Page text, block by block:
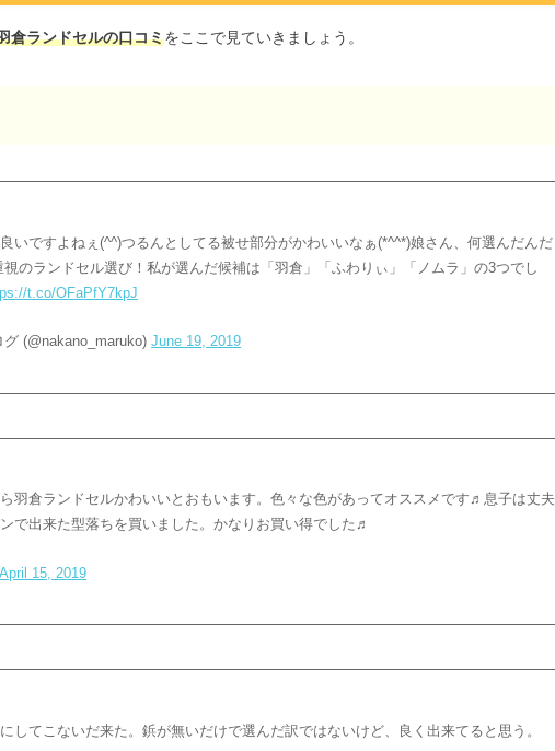
倉ランドセルの口コミをここで見ていきましょう。
いですよねぇ(^^)つるんとしてる被せ部分がかわいいなぁ(*^^*)娘さん、何選んだんだ
視のランドセル選び！私が選んだ候補は「羽倉」「ふわりぃ」「ノムラ」の3つでし
t.co/OFaPfY7kpJ
(@nakano_maruko)June 19, 2019
羽倉ランドセルかわいいとおもいます。色々な色があってオススメです♬息子は丈夫
で出来た型落ちを買いました。かなりお買い得でした♬
April 15, 2019
してこないだ来た。鋲が無いだけで選んだ訳ではないけど、良く出来てると思う。